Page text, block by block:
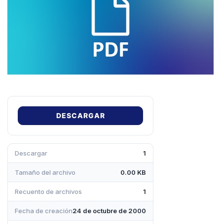
DESCARGAR
Descargar 1
Tamaño del archivo 0.00 KB
Recuento de archivos 1
Fecha de creación24 de octubre de 2000